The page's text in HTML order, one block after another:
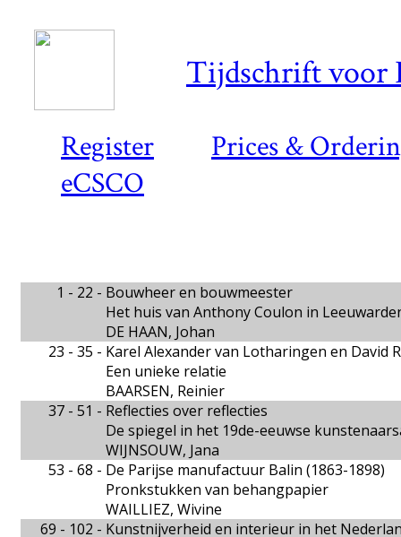
Register
Prices &
eCSCO
Tijdschrift voor
1 - 22 - Bouwheer en bouwmeester
Het huis van Anthony Coulon in
DE HAAN, Johan
23 - 35 - Karel Alexander van Lotharingen en David
Een unieke relatie
BAARSEN, Reinier
37 - 51 - Reflecties over reflecties
De spiegel in het 19de-eeuwse
WIJNSOUW, Jana
53 - 68 - De Parijse manufactuur Balin (1863-1898)
Pronkstukken van behangpapier
WAILLIEZ, Wivine
69 - 102 - Kunstnijverheid en interieur in het